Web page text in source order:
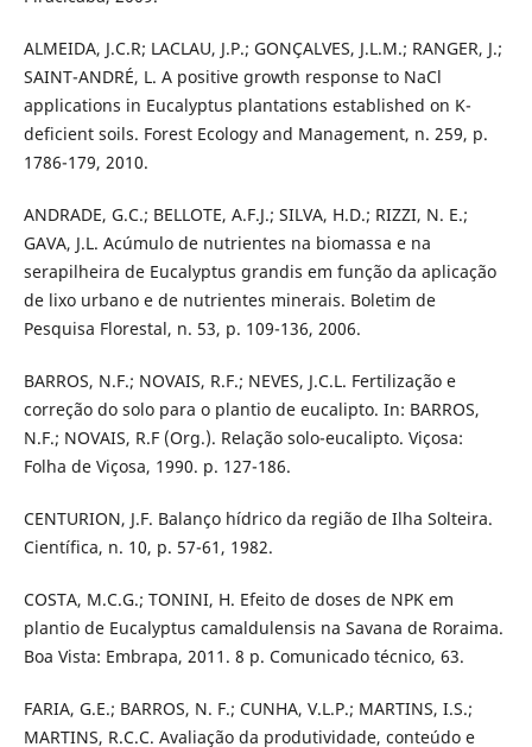
ALMEIDA, J.C.R; LACLAU, J.P.; GONÇALVES, J.L.M.; RANGER, J.;
SAINT-ANDRÉ, L. A positive growth response to NaCl
applications in Eucalyptus plantations established on K-
deficient soils. Forest Ecology and Management, n. 259, p.
1786-179, 2010.
ANDRADE, G.C.; BELLOTE, A.F.J.; SILVA, H.D.; RIZZI, N. E.;
GAVA, J.L. Acúmulo de nutrientes na biomassa e na
serapilheira de Eucalyptus grandis em função da aplicação
de lixo urbano e de nutrientes minerais. Boletim de
Pesquisa Florestal, n. 53, p. 109-136, 2006.
BARROS, N.F.; NOVAIS, R.F.; NEVES, J.C.L. Fertilização e
correção do solo para o plantio de eucalipto. In: BARROS,
N.F.; NOVAIS, R.F (Org.). Relação solo-eucalipto. Viçosa:
Folha de Viçosa, 1990. p. 127-186.
CENTURION, J.F. Balanço hídrico da região de Ilha Solteira.
Científica, n. 10, p. 57-61, 1982.
COSTA, M.C.G.; TONINI, H. Efeito de doses de NPK em
plantio de Eucalyptus camaldulensis na Savana de Roraima.
Boa Vista: Embrapa, 2011. 8 p. Comunicado técnico, 63.
FARIA, G.E.; BARROS, N. F.; CUNHA, V.L.P.; MARTINS, I.S.;
MARTINS, R.C.C. Avaliação da produtividade, conteúdo e